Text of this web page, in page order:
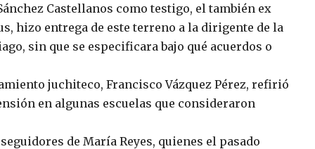
Castellanos como testigo, el también ex
hizo entrega de este terreno a la dirigente de la
sin que se especificara bajo qué acuerdos o
juchiteco, Francisco Vázquez Pérez, refirió
en algunas escuelas que consideraron
de María Reyes, quienes el pasado